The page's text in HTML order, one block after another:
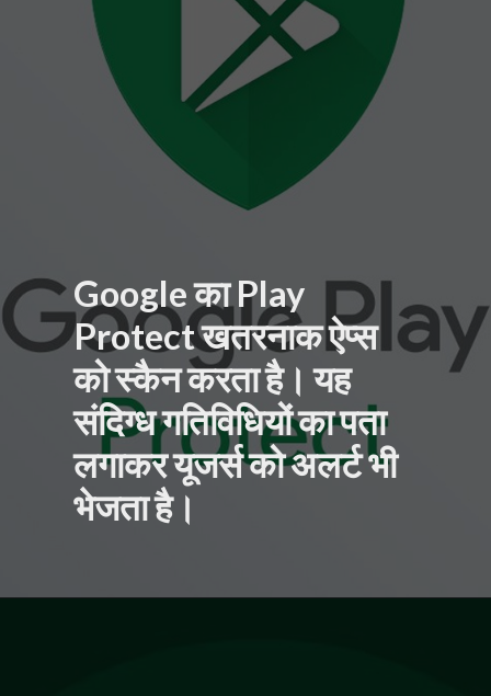
Google का Play
Protect खतरनाक ऐप्स
को स्कैन करता है। यह
संदिग्ध गतिविधियों का पता
लगाकर यूजर्स को अलर्ट भी
भेजता है।